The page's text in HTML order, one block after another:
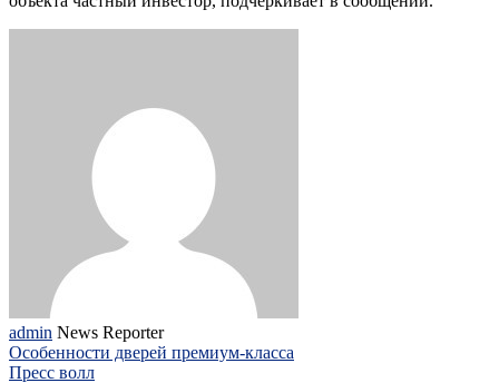
admin News Reporter
Особенности дверей премиум-класса
Пресс волл